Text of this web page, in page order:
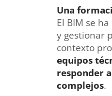
Una
El BIM se
y gestionar
contexto
equipos
responder
complejos.